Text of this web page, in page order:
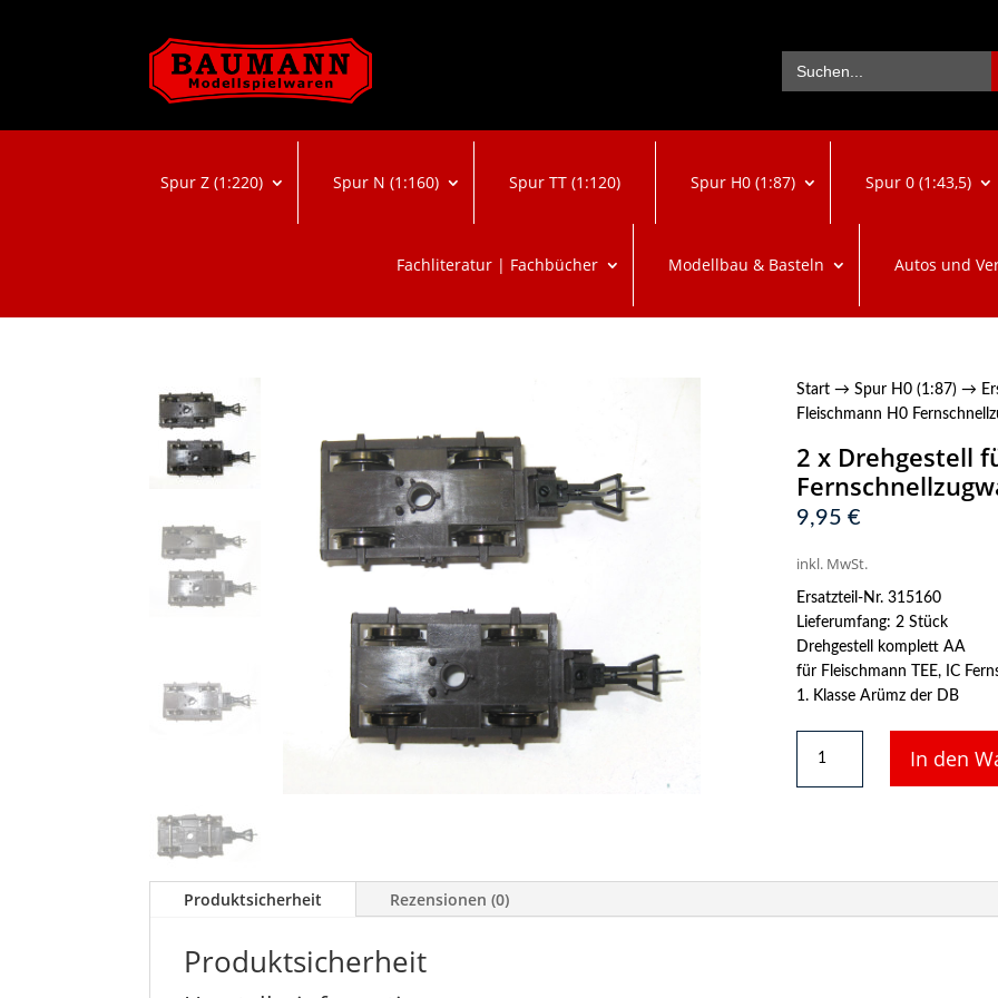
Search
for:
Spur Z (1:220) Spur N (1:160) Spur TT (1:120) Spur H0 (1:87) Spur 0 (1:43,5)
Fachliteratur | Fachbücher Modellbau & Basteln Autos und
Start→ Spur H0 (1:87)→
Fleischmann H0
2 x Drehgestell
9,95 €
inkl. MwSt.
Ersatzteil-Nr. 315160
Lieferumfang: 2 Stück
Drehgestell komplett AA
für Fleischmann TEE, IC
1. Klasse Arümz der DB
Drehgestell
Fernschnellzugwagen
5160
In den
Produktsicherheit Rezensionen (0)
Produktsicherheit